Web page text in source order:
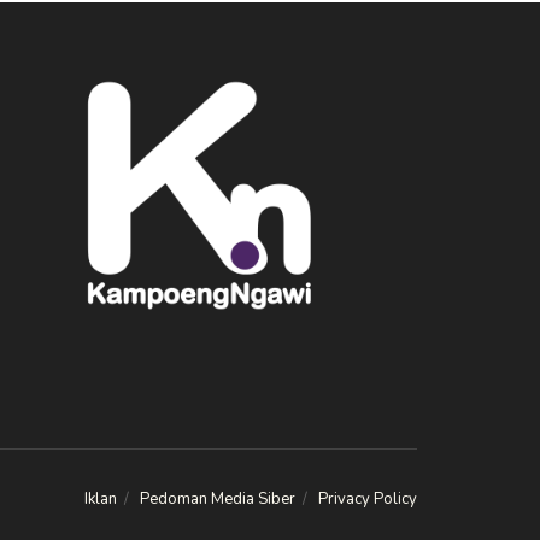
Iklan Pedoman Media Siber Privacy Policy